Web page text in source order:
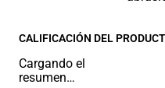
CALIFICACIÓN DEL
Cargando el
resumen…